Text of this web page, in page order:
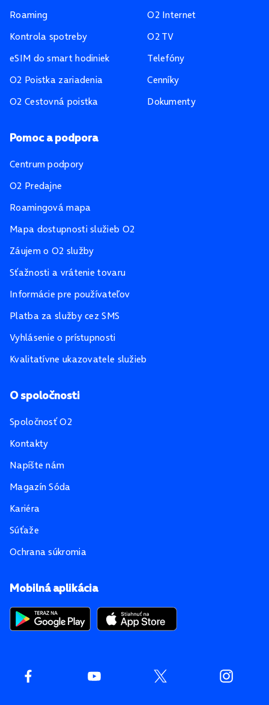
Mobilná aplikácia
Roaming
Kontrola spotreby
eSIM do smart hodiniek
O2 Poistka zariadenia
O2 Cestovná poistka
O2 Internet
O2 TV
Telefóny
Cenníky
Dokumenty
Pomoc a podpora
Centrum podpory
O2 Predajne
Roamingová mapa
Mapa dostupnosti služieb O2
Záujem o O2 služby
Sťažnosti a vrátenie tovaru
Informácie pre používateľov
Platba za služby cez SMS
Vyhlásenie o prístupnosti
Kvalitatívne ukazovatele služieb
O spoločnosti
Spoločnosť O2
Kontakty
Napíšte nám
Magazín Sóda
Kariéra
Súťaže
Ochrana súkromia